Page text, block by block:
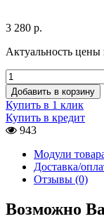
3 280 р.
Актуальность цены
Добавить в корзину
Купить в 1 клик
Купить в кредит
943
Модули
Доставка/
Отзывы (0)
Возможно